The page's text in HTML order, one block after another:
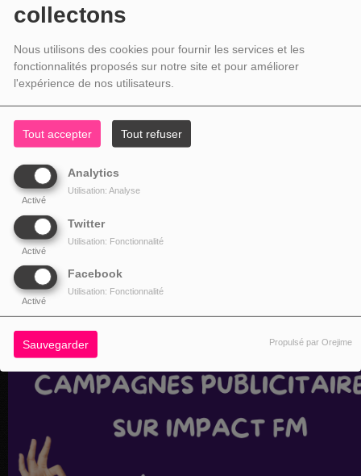
collectons
Nous utilisons des cookies pour fournir les services et les
fonctionnalités proposés sur notre site et pour améliorer
l'expérience de nos utilisateurs.
Tout accepter Tout refuser
Analytics
Activé
Utilisation: Analyse
Twitter
Activé
Utilisation: Fonctionnalité
Facebook
Activé
Utilisation: Fonctionnalité
Sauvegarder Propulsé par Orejime
VOTRE PUBLICITÉ